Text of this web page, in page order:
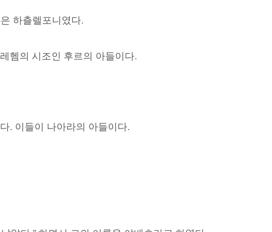
하츨렐포니였다.
헴의 시조인 후르의 아들이다.
. 이들이 나아라의 아들이다.